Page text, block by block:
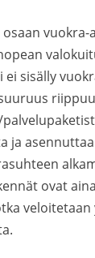
ei sisälly
ja
ovat
veloitetaan